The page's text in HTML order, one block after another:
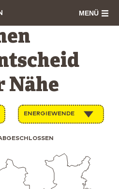
MENÜ
Nähe
ENERGIEWENDE